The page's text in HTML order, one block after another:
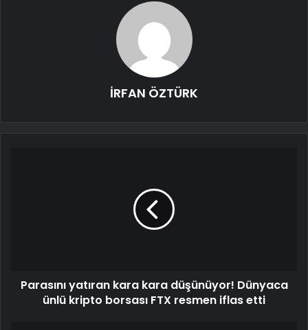
İRFAN ÖZTÜRK
Parasını yatıran kara kara düşünüyor! Dünyaca
ünlü kripto borsası FTX resmen iflas etti